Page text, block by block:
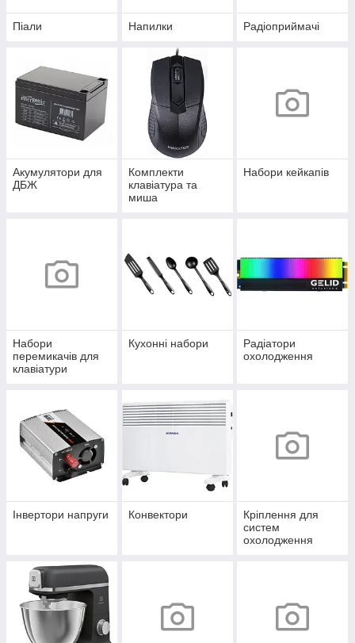
Піали Напилки Радіоприймачі
Акумулятори для
ДБЖ
Комплекти
клавіатура та
миша
Набори кейкапів
Набори
перемикачів для
клавіатури
Кухонні набори
Радіатори
охолодження
Інвертори напруги Конвектори
Кріплення для
систем
охолодження